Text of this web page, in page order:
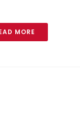
MORE